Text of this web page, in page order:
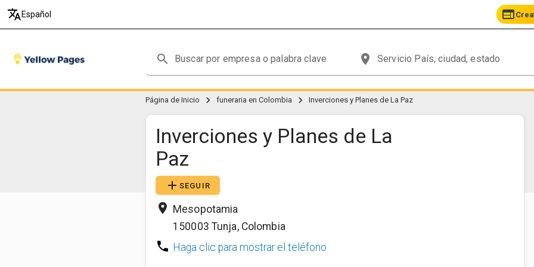
translate Español web
search place
Página de Inicio chevron_right funeraria en Colombia chevron_right Inverciones y Planes de La Paz
Inverciones y Planes de La
Paz
add SEGUIR
place Mesopotamia
150003 Tunja, Colombia
phone Haga clic para mostrar el teléfono